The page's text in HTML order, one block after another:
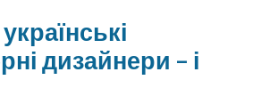
дизайнери – і